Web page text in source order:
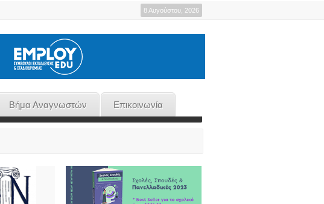
8 Αυγούστου, 2026
Βήμα Αναγνωστών Επικοινωνία